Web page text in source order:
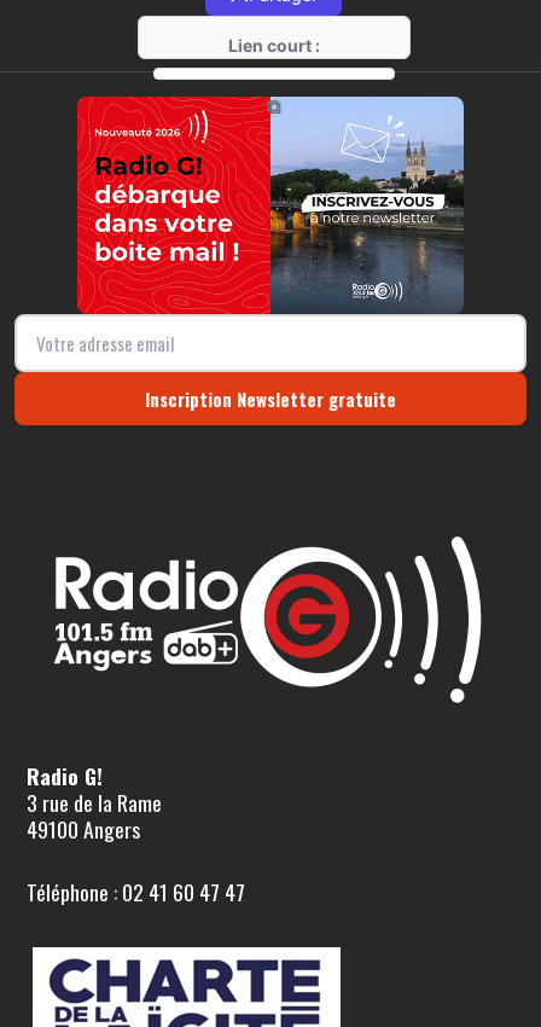
Lien court :
https://radio-g.fr?14103
⧉
Inscription Newsletter gratuite
Radio G!
3 rue de la Rame
49100 Angers
Téléphone : 02 41 60 47 47